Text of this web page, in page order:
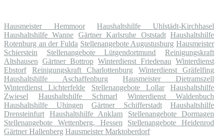
Hausmeister Hemmoor
Haushaltshilfe Uhlstädt-Kirchhasel
Haushaltshilfe Wanne Gärtner Karlsruhe Oststadt Haushaltshilfe
Rotenburg an der Fulda Stellenangebote Augustusburg Hausmeister
Schierstein
Stellenangebote Lütgendortmund
Reinigungskraft
Altshausen Gärtner Bottrop Winterdienst Friedenau Winterdienst
Ebstorf
Reinigungskraft Charlottenburg
Winterdienst Gräfelfing
Haushaltshilfe Aschaffenburg
Hausmeister Dietramszell
Winterdienst Lichterfelde
Stellenangebote Lollar
Haushaltshilfe
Zwiesel
Haushaltshilfe Schmarl
Winterdienst Waldenbuch
Haushaltshilfe Uhingen
Gärtner Schifferstadt
Haushaltshilfe
Drensteinfurt
Haushaltshilfe Anklam
Stellenangebote Dormagen
Stellenangebote Wettenberg, Hessen
Stellenangebote Heidenrod
Gärtner Hallenberg Hausmeister Marktoberdorf